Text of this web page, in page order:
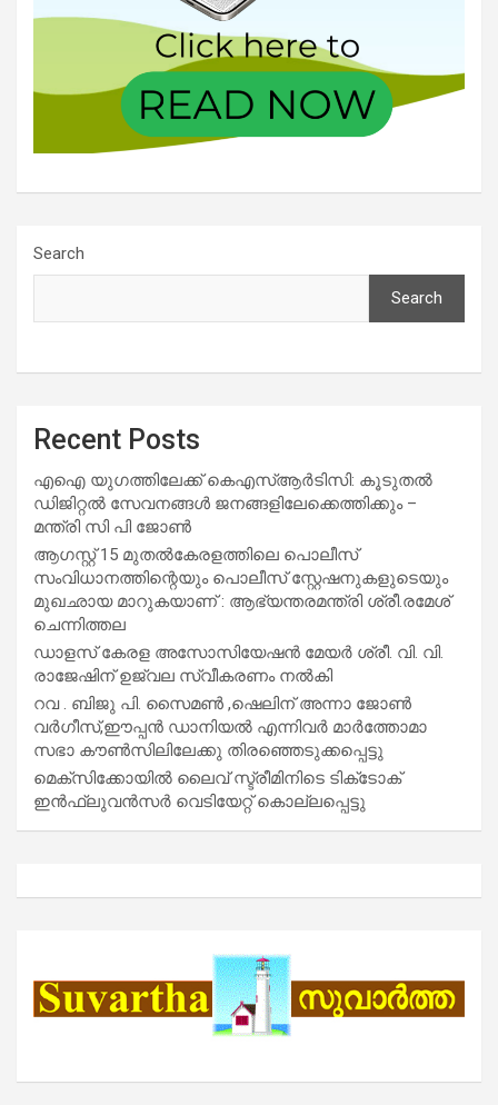
Search
Search
Recent Posts
എഐ യുഗത്തിലേക്ക് കെഎസ്ആർടിസി: കൂടുതൽ
ഡിജിറ്റൽ സേവനങ്ങൾ ജനങ്ങളിലേക്കെത്തിക്കും –
മന്ത്രി സി പി ജോൺ
ആഗസ്റ്റ് 15 മുതല്‍കേരളത്തിലെ പൊലീസ്
സംവിധാനത്തിന്റെയും പൊലീസ് സ്റ്റേഷനുകളുടെയും
മുഖഛായ മാറുകയാണ് : ആഭ്യന്തരമന്ത്രി ശ്രീ.രമേശ്
ചെന്നിത്തല
ഡാളസ് കേരള അസോസിയേഷൻ മേയർ ശ്രീ. വി. വി.
രാജേഷിന് ഉജ്വല സ്വീകരണം നൽകി
റവ . ബിജു പി. സൈമൺ ,ഷെലിന് അന്നാ ജോൺ
വർഗീസ്,ഈപ്പൻ ഡാനിയൽ എന്നിവർ മാർത്തോമാ
സഭാ കൗൺസിലിലേക്കു തിരഞ്ഞെടുക്കപ്പെട്ടു
മെക്സിക്കോയിൽ ലൈവ് സ്ട്രീമിനിടെ ടിക്‌ടോക്
ഇൻഫ്ലുവൻസർ വെടിയേറ്റ് കൊല്ലപ്പെട്ടു